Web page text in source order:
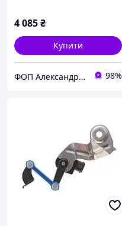
4 085₴
Купити
ФОП Александрова Ірина Анатоліївна 98%